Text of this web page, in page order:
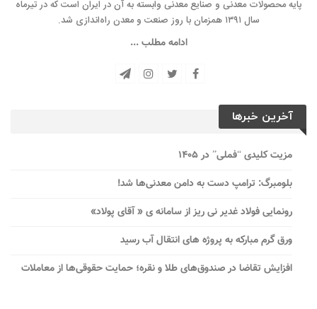
پایه محصولات معدنی و صنایع معدنی وابسته به آن در ایران است که در تیرماه
سال ۱۳۹۱ همزمان با روز صنعت و معدن راه‌‌اندازی شد.
ادامه مطلب ...
آخرین خبرها
مزیت کلیدی “فملی” در ۱۴۰۵
بلومبرگ: ترامپ دست به دامن معدنی‌ها شد!
رونمایی فولاد غدیر نی ریز از سامانه ی « آقای پولاد»
ورق گرم مبارکه به پروژه های انتقال آب رسید
افزایش تقاضا در صندوق‌های طلا و نقره؛ حمایت حقوقی‌ها از معاملات